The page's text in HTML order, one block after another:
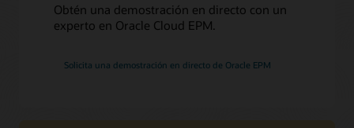
Obtén una demostración en directo con un
experto en Oracle Cloud EPM.
Solicita una demostración en directo de Oracle EPM